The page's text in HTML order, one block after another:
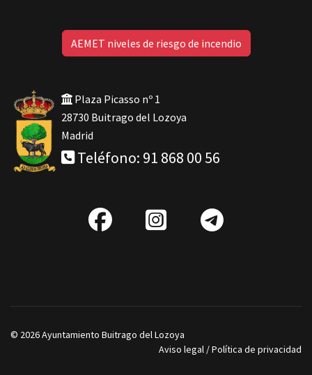
AEMET niveles de riesgo de incendio
Plaza Picasso nº 1
28730 Buitrago del Lozoya
Madrid
Teléfono: 91 868 00 56
fab
IG
© 2026 Ayuntamiento Buitrago del Lozoya
Aviso legal /Política de privacidad